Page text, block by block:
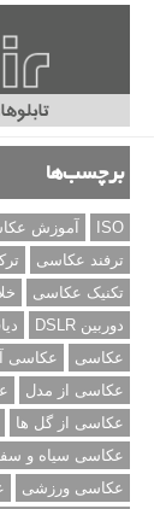
برچسب‌ها
ISO آموزش
ترفند عکاسی
تکنیک عکاسی
دوربین DSLR
عکاسی
عکاسی
عکاسی از مدل
عکاسی از گل ها
عکاسی سیاه و
عکاسی ورزشی